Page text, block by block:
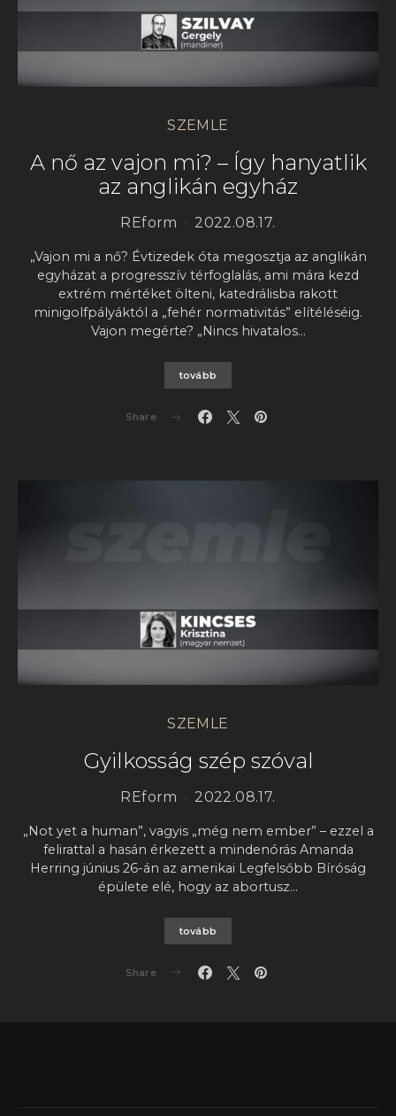
SZEMLE
A nő az vajon mi? – Így hanyatlik
az anglikán egyház
REform 2022.08.17.
„Vajon mi a nő? Évtizedek óta megosztja az anglikán
egyházat a progresszív térfoglalás, ami mára kezd
extrém mértéket ölteni, katedrálisba rakott
minigolfpályáktól a „fehér normativitás” elítéléséig.
Vajon megérte? „Nincs hivatalos…
tovább
Share
SZEMLE
Gyilkosság szép szóval
REform 2022.08.17.
„Not yet a human”, vagyis „még nem ember” – ezzel a
felirattal a hasán érkezett a mindenórás Amanda
Herring június 26-án az amerikai Legfelsőbb Bíróság
épülete elé, hogy az abortusz…
tovább
Share